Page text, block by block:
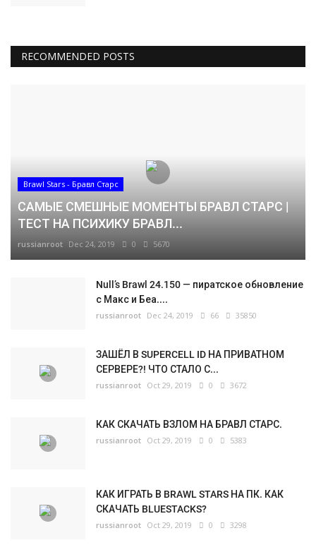
RECOMMENDED POSTS
Brawl Stars - Бравл Старс
САМЫЕ СМЕШНЫЕ МОМЕНТЫ БРАВЛ СТАРС |
ТЕСТ НА ПСИХИКУ БРАВЛ...
russianroot Dec 24, 2019 0 5670
Null’s Brawl 24.150 — пиратское обновление
с Макс и Беа....
russianroot Dec 24, 2019 66 35850
ЗАШЁЛ В SUPERCELL ID НА ПРИВАТНОМ
СЕРВЕРЕ?! ЧТО СТАЛО С...
russianroot Oct 29, 2019 0 3672
КАК СКАЧАТЬ ВЗЛОМ НА БРАВЛ СТАРС.
russianroot Oct 29, 2019 0 5383
КАК ИГРАТЬ В BRAWL STARS НА ПК. КАК
СКАЧАТЬ BLUESTACKS?
russianroot Oct 29, 2019 0 3298